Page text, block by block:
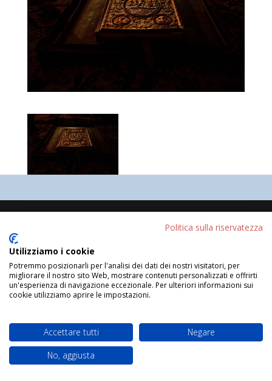
Politica sulla riservatezza
Utilizziamo i cookie
Potremmo posizionarli per l'analisi dei dati dei nostri visitatori, per
migliorare il nostro sito Web, mostrare contenuti personalizzati e offrirti
un'esperienza di navigazione eccezionale. Per ulteriori informazioni sui
cookie utilizziamo aprire le impostazioni.
Accettare tutti
Negare
No, aggiusta